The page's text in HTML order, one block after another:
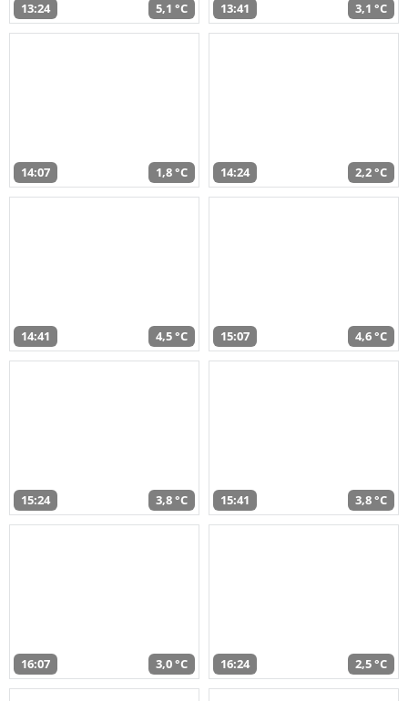
13:24 5,1 °C 13:41 3,1 °C
14:07 1,8 °C 14:24 2,2 °C
14:41 4,5 °C 15:07 4,6 °C
15:24 3,8 °C 15:41 3,8 °C
16:07 3,0 °C 16:24 2,5 °C